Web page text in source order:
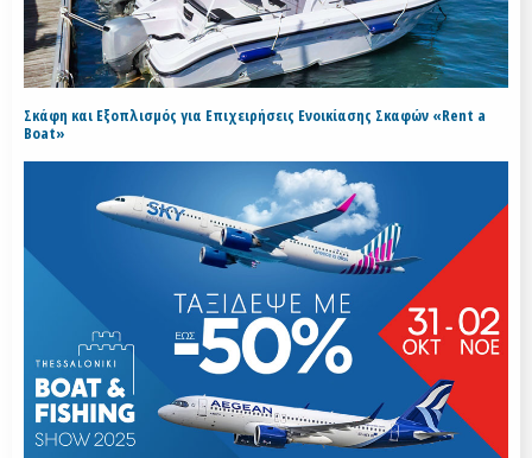
Σκάφη και Εξοπλισμός για Επιχειρήσεις Ενοικίασης Σκαφών «Rent a
Boat»